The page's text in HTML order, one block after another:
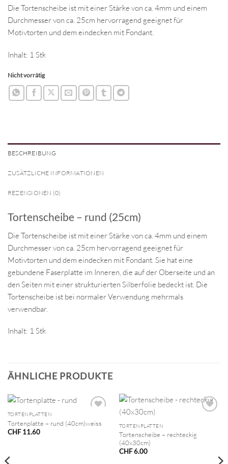
Die Tortenscheibe ist mit einer Stärke von ca. 4mm und einem
Durchmesser von ca. 25cm hervorragend geeignet für
Motivtorten und dem eindecken mit Fondant.
Inhalt: 1 Stk
Nicht vorrätig
BESCHREIBUNG
ZUSÄTZLICHE INFORMATIONEN
REZENSIONEN (0)
Tortenscheibe – rund (25cm)
Die Tortenscheibe ist mit einer Stärke von ca. 4mm und einem
Durchmesser von ca. 25cm hervorragend geeignet für
Motivtorten und dem eindecken mit Fondant. Sie hat eine
gebundene Faserplatte im Inneren, die auf der Oberseite und an
den Seiten mit einer strukturierten Silberfolie bedeckt ist. Die
Tortenscheibe ist bei normaler Verwendung mehrmals
verwendbar.
Inhalt: 1 Stk
ÄHNLICHE PRODUKTE
TORTENPLATTEN
Tortenplatte – rund (40cm)weiss
CHF11.60
TORTENPLATTEN
Tortenscheibe – rechteckig
(40x30cm)
CHF6.00